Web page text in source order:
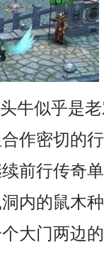
牛似乎是
作密切的
前行传奇
内的鼠木
大门两边